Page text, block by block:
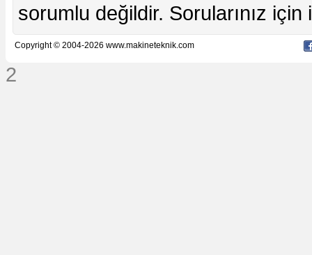
sorumlu değildir. Sorularınız
Copyright © 2004-2026 www.makineteknik.com
2